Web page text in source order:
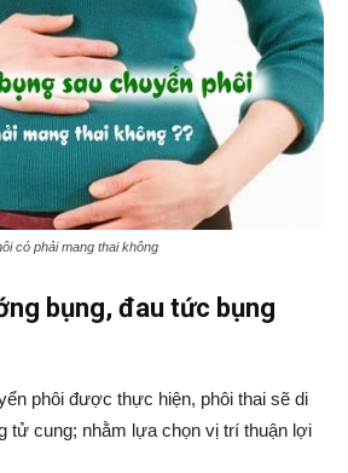
có phải mang thai không
bụng, đau tức bụng
phôi được thực hiện, phôi thai sẽ di
tử cung; nhằm lựa chọn vị trí thuận lợi